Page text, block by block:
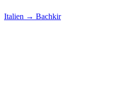
Italien → Bachkir